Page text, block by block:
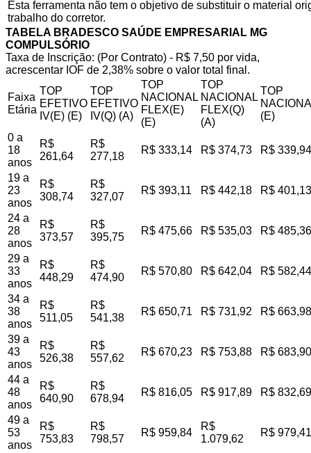
Esta ferramenta não tem o objetivo de substituir o material
trabalho do corretor.
TABELA BRADESCO SAÚDE EMPRESARIAL MG
COMPULSÓRIO
Taxa de Inscrição: (Por Contrato) - R$ 7,50 por vida,
acrescentar IOF de 2,38% sobre o valor total final.
Faixa
Etária
TOP
EFETIVO
IV(E) (E)
TOP
EFETIVO
IV(Q) (A)
TOP
NACIONAL
FLEX(E)
(E)
TOP
NACIONAL
FLEX(Q)
(A)
TOP
(E)
0 a
18
anos
R$
261,64
R$
277,18
R$ 333,14 R$ 374,73 R$ 339,94
19 a
23
anos
R$
308,74
R$
327,07
R$ 393,11 R$ 442,18 R$ 401,13
24 a
28
anos
R$
373,57
R$
395,75
R$ 475,66 R$ 535,03 R$ 485,36
29 a
33
anos
R$
448,29
R$
474,90
R$ 570,80 R$ 642,04 R$ 582,44
34 a
38
anos
R$
511,05
R$
541,38
R$ 650,71 R$ 731,92 R$ 663,98
39 a
43
anos
R$
526,38
R$
557,62
R$ 670,23 R$ 753,88 R$ 683,90
44 a
48
anos
R$
640,90
R$
678,94
R$ 816,05 R$ 917,89 R$ 832,69
49 a
53
anos
R$
753,83
R$
798,57
R$ 959,84
R$
1.079,62
R$ 979,41